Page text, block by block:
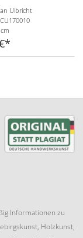
Ulbricht
Informationen zu
Holzkunst,